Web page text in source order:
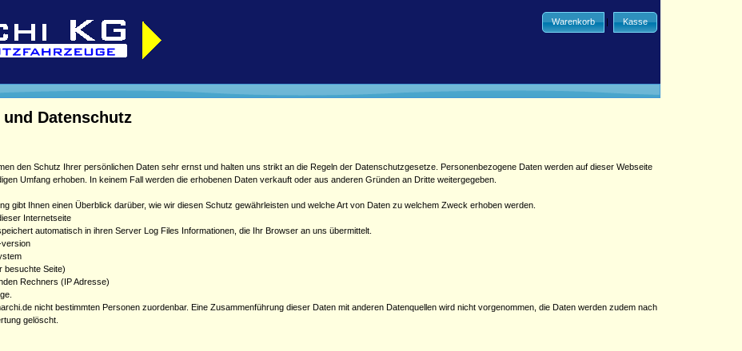
Warenkorb | Kasse
Datenschutz
den Schutz Ihrer persönlichen Daten sehr ernst und halten uns strikt an die Regeln der Datenschutzgesetze. Personenbezogene Daten werden auf dieser Webseite
Umfang erhoben. In keinem Fall werden die erhobenen Daten verkauft oder aus anderen Gründen an Dritte weitergegeben.
gibt Ihnen einen Überblick darüber, wie wir diesen Schutz gewährleisten und welche Art von Daten zu welchem Zweck erhoben werden.
Internetseite
automatisch in ihren Server Log Files Informationen, die Ihr Browser an uns übermittelt.
version
besuchte Seite)
Rechners (IP Adresse)
nicht bestimmten Personen zuordenbar. Eine Zusammenführung dieser Daten mit anderen Datenquellen wird nicht vorgenommen, die Daten werden zudem nach
gelöscht.